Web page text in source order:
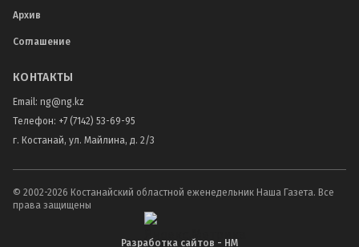
Архив
Соглашение
КОНТАКТЫ
Email: ng@ng.kz
Телефон: +7 (7142) 53-69-95
г. Костанай, ул. Майлина, д. 2/3
© 2002-2026 Костанайский областной еженедельник Наша Газета. Все
права защищены
Разработка сайтов - НМ